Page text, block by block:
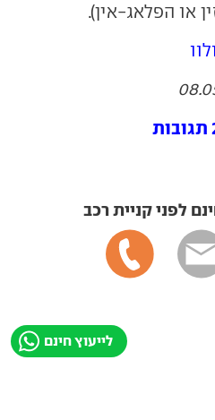
או הפלאג-אין).
לפני קניית רכב
לייעוץ חינם